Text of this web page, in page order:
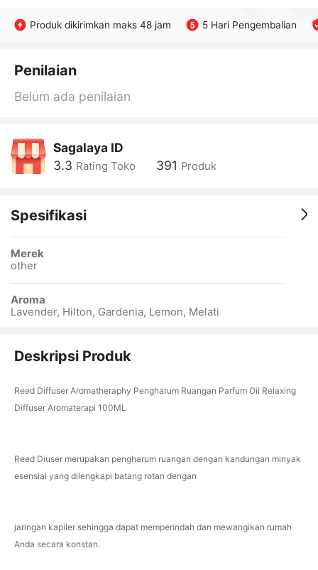
Produk dikirimkan maks 48 jam 5 Hari Pengembalian
Penilaian
Belum ada penilaian
Sagalaya ID
3.3 Rating Toko 391 Produk
Spesifikasi
Merek
other
Aroma
Lavender, Hilton, Gardenia, Lemon, Melati
Deskripsi Produk
Reed Diffuser Aromatheraphy Pengharum Ruangan Parfum Oil Relaxing
Diffuser Aromaterapi 100ML
Reed Diuser merupakan pengharum ruangan dengan kandungan minyak
esensial yang dilengkapi batang rotan dengan
jaringan kapiler sehingga dapat memperindah dan mewangikan rumah
Anda secara konstan.